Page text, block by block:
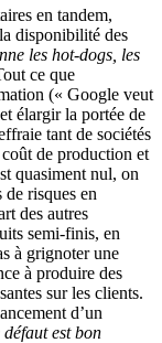
en tandem,
disponibilité des
les hot-dogs, les
ce que
(« Google veut
élargir la portée de
tant de sociétés
de production et
quasiment nul, on
risques en
des autres
semi-finis, en
à grignoter une
à produire des
sur les clients.
d’un
est bon